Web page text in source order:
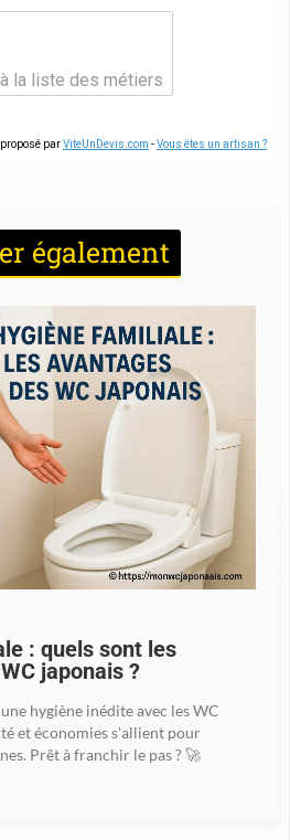
la liste des métiers
proposé parViteUnDevis.com -Vous êtes un artisan ?
également
: quels sont les
japonais ?
hygiène inédite avec les WC
et économies s'allient pour
Prêt à franchir le pas ? 🚀